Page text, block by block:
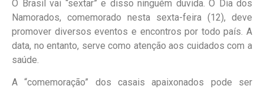
O Brasil vai “sextar” e disso ninguém duvida. O Dia dos
Namorados, comemorado nesta sexta-feira (12), deve
promover diversos eventos e encontros por todo país. A
data, no entanto, serve como atenção aos cuidados com a
saúde.
A “comemoração” dos casais apaixonados pode ser